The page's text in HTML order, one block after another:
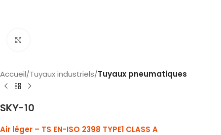
Accueil Tuyaux industriels Tuyaux pneumatiques
SKY-10
Air léger – TS EN-ISO 2398 TYPE1 CLASS A